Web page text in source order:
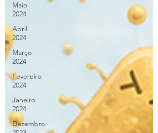
Maio
2024
Abril
2024
Março
2024
Fevereiro
2024
Janeiro
2024
Dezembro